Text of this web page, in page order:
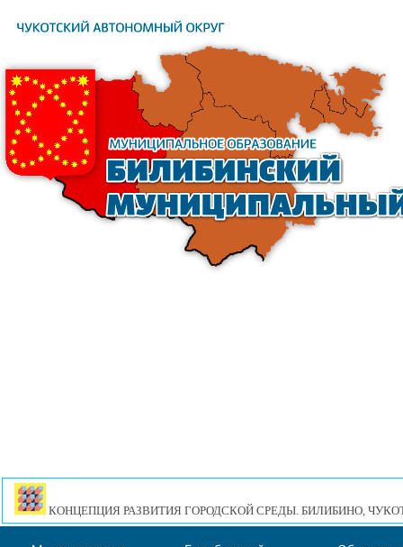
КОНЦЕПЦИЯ РАЗВИТИЯ ГОРОДСКОЙ СРЕДЫ. БИЛИБИНО,